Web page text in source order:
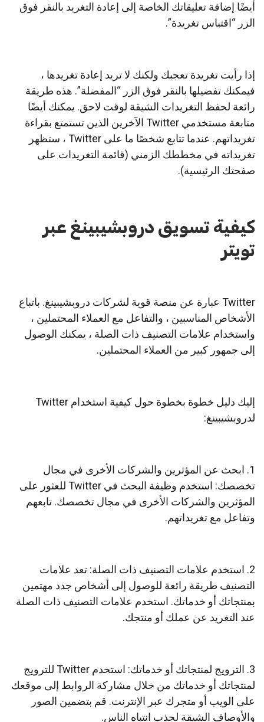
أيضًا إضافة تعليقاتك الخاصة إلى إعادة التغريد بالنقر فوق
الزر “اقتباس تغريدة”.
إذا رأيت تغريدة تعجبك ولكنك لا تريد إعادة تغريدها ،
فيمكنك تفضيلها بالنقر فوق الزر “المفضلة”. هذه طريقة
رائعة لحفظ التغريدات الشيقة لوقت لاحق. يمكنك أيضًا
متابعة مستخدمي Twitter الآخرين الذين تستمتع بقراءة
تغريداتهم. عندما تتابع شخصًا ما على Twitter ، ستظهر
تغريداته في مخططك الزمني (قائمة التغريدات على
صفحتك الرئيسية).
كيفية تسويق دروبشيبينغ عبر
تويتر
Twitter عبارة عن منصة قوية لشركات دروبشيبينغ. باتباع
الأشخاص المناسبين ، والتفاعل مع العملاء المحتملين ،
واستخدام علامات التصنيف ذات الصلة ، يمكنك الوصول
إلى جمهور كبير من العملاء المحتملين.
إليك دليل خطوة بخطوة حول كيفية استخدام Twitter
لدروبشيبينغ:
1. ابحث عن المؤثرين والشركات الأخرى في مجال
تخصصك: استخدم وظيفة البحث في Twitter للعثور على
المؤثرين والشركات الأخرى في مجال تخصصك. تابعهم
وتفاعل مع تغريداتهم.
2. استخدم علامات التصنيف ذات الصلة: تعد علامات
التصنيف طريقة رائعة للوصول إلى أشخاص جدد مهتمين
بمنتجاتك أو خدماتك. استخدم علامات التصنيف ذات الصلة
عند التغريد عن عملك أو منتجك.
3. الترويج لمنتجاتك أو خدماتك: استخدم Twitter للترويج
لمنتجاتك أو خدماتك من خلال مشاركة الروابط إلى موقعك
على الويب أو متجرك عبر الإنترنت. قم بتضمين الصور
والأوصاف الشيقة لجذب انتباه الناس.